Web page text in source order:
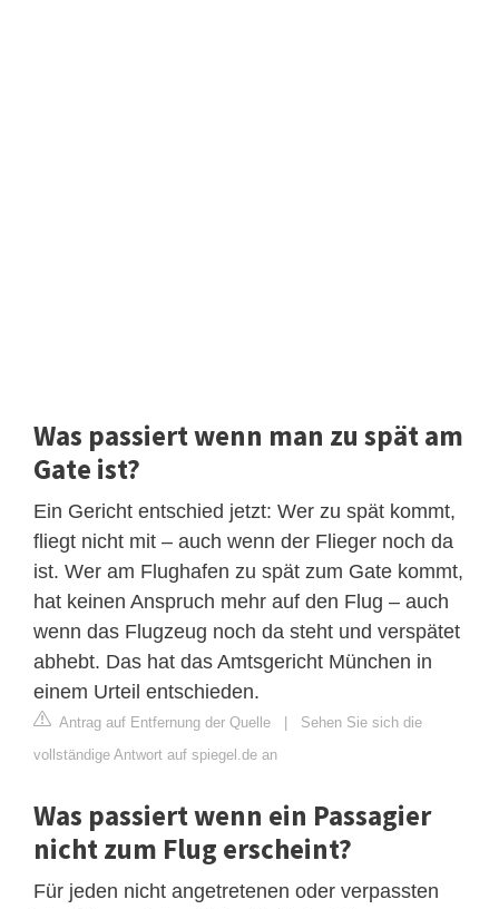
Was passiert wenn man zu spät am
Gate ist?
Ein Gericht entschied jetzt: Wer zu spät kommt,
fliegt nicht mit – auch wenn der Flieger noch da
ist. Wer am Flughafen zu spät zum Gate kommt,
hat keinen Anspruch mehr auf den Flug – auch
wenn das Flugzeug noch da steht und verspätet
abhebt. Das hat das Amtsgericht München in
einem Urteil entschieden.
Antrag auf Entfernung der Quelle
Sehen Sie sich die
vollständige Antwort auf spiegel.de an
Was passiert wenn ein Passagier
nicht zum Flug erscheint?
Für jeden nicht angetretenen oder verpassten